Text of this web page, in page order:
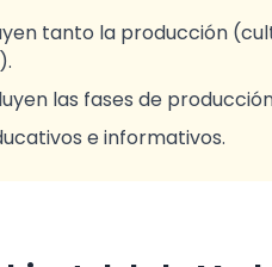
tanto la producción
las fases de
e informativos.